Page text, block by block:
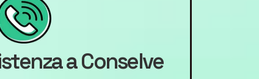
a Conselve